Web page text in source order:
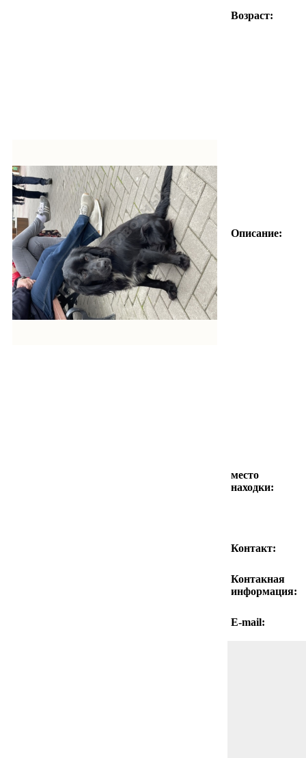
Возраст:
Описание:
место
находки:
Контакт:
Контакная
информация:
E-mail: